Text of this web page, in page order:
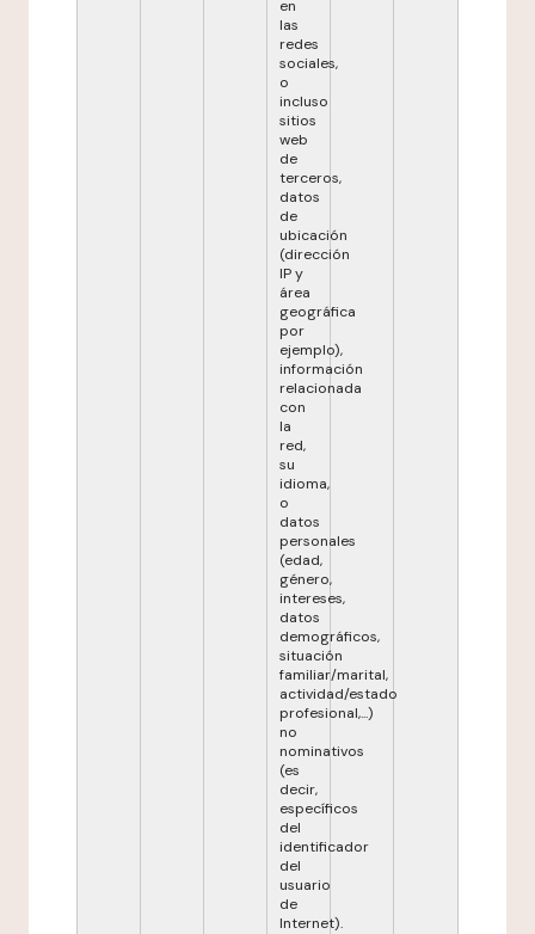
en
las
redes
sociales,
o
incluso
sitios
web
de
terceros,
datos
de
ubicación
(dirección
IP y
área
geográfica
por
ejemplo),
información
relacionada
con
la
red,
su
idioma,
o
datos
personales
(edad,
género,
intereses,
datos
demográficos,
situación
familiar/marital,
actividad/estado
profesional,...)
no
nominativos
(es
decir,
específicos
del
identificador
del
usuario
de
Internet).